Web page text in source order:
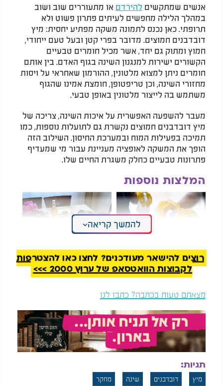
אנשים שמתקשים להירדם או מתעוררים שוב ושוב
במהלך הלילה מחפשים לעיתים פתרון פשוט ולא
תרופתי. כאן נכנס לתמונה משקה מפתיע יחסית: מיץ
דובדבנים חמוצים. מדובר בפרי קטן ובעל טעם ייחודי,
חמוץ ומתוק גם יחד, אשר מכיל חומרים טבעיים
הקשורים ישירות למנגנון השינה בגוף האדם. בין אותם
חומרים ניתן למצוא מלטונין, ההורמון שאחראי על ויסות
מחזורי השינה, וכן טריפטופן, חומצת אמינו שהגוף
משתמש בה לייצור מלטונין באופן טבעי.
מעבר להשפעה האפשרית על איכות השינה, צריכה של
מיץ דובדבנים חמוצים נקשרת גם לתועלות נוספות, כמו
תמיכה בפעילות המוח ובמערכת החיסון. השילוב הזה
הופך את המשקה לאופציה מעניינת עבור מי שמעדיף
פתרונות טבעיים כחלק משגרת החיים שלו.
המלצות נוספות
אתם הורסים את הבית
בלי לדעת! הטעויות
בניקיון שכולם עושים
עם 10 טיפים פשוטים:
כך תהפכו את שולחן
השבת לחוויה מרגשת
העניין במיץ הדובדבנים לא נשאר רק בגדר המלצה
עממית. מחקר שנערך באוניברסיטת לואיזיאנה בחן את
ההשפעה שלו בצורה מבוקרת. במסגרת המחקר
השתתפו אחד עשר נבדקים, ששתו במשך שבועיים מיץ
דובדבנים חמוצים ובשבועיים אחרים משקה דמה, מבלי
הייתה מאתיים וארבעים מיליליטר, כשעה עד שעתיים
לפני השינה.
להמשך קריאה
רוצים להישאר מעודכנים? לחצו כאן להצטרפות
לקבוצות הוואטסאפ של ערוץ 2000 >>>
מצאתם טעות בכתבה? כתבו לנו
תגיות:
מיץ דובדבנים שינה מחקר